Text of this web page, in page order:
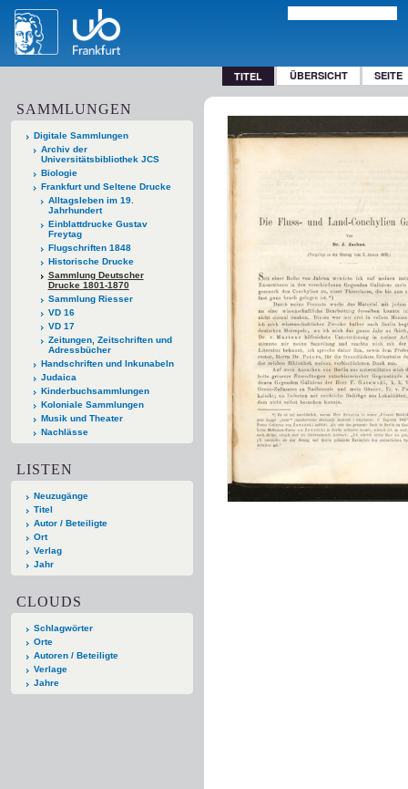
TITEL ÜBERSICHT SEITE
SAMMLUNGEN
Digitale Sammlungen
Archiv der
Universitätsbibliothek JCS
Biologie
Frankfurt und Seltene Drucke
Alltagsleben im 19.
Jahrhundert
Einblattdrucke Gustav
Freytag
Flugschriften 1848
Historische Drucke
Sammlung Deutscher
Drucke 1801-1870
Sammlung Riesser
VD 16
VD 17
Zeitungen, Zeitschriften und
Adressbücher
Handschriften und Inkunabeln
Judaica
Kinderbuchsammlungen
Koloniale Sammlungen
Musik und Theater
Nachlässe
LISTEN
Neuzugänge
Titel
Autor / Beteiligte
Ort
Verlag
Jahr
CLOUDS
Schlagwörter
Orte
Autoren / Beteiligte
Verlage
Jahre